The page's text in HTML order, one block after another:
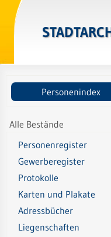
Personenindex
Alle Bestände
Personenregister
Gewerberegister
Protokolle
Karten und Plakate
Adressbücher
Liegenschaften